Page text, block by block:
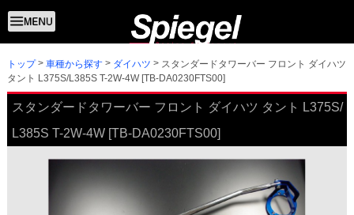
トップ 車種から探す ダイハツ
スタンダードタワーバー フロント ダイハツ
タント L375S/L385S T-2W-4W [TB-DA0230FTS00]
スタンダードタワーバー フロント ダイハツ タント L375S/
L385S T-2W-4W [TB-DA0230FTS00]